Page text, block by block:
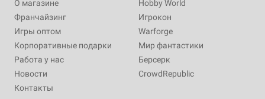
О магазине
Франчайзинг
Игры оптом
Корпоративные подарки
Работа у нас
Новости
Контакты
Hobby World
Игрокон
Warforge
Мир фантастики
Берсерк
CrowdRepublic